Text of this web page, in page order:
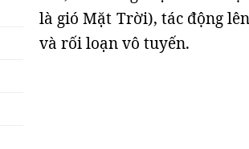
là gió Mặt Trời), tác động
và rối loạn vô tuyến.